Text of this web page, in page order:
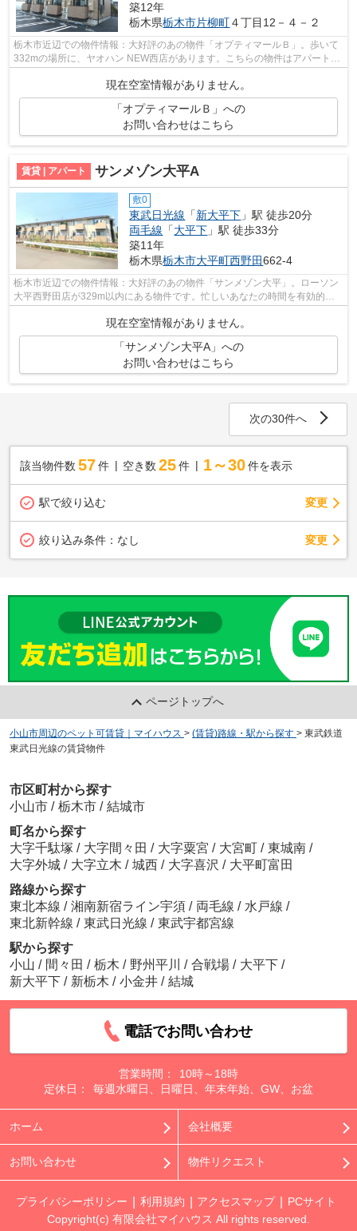
築12年
栃木県栃木市片柳町４丁目12－４－２
栃木市近辺での物件情報：大好評のあの物件「オプティマールＢ」。歩いて
332mの場所に、ヤオハン NEW西店があります。こちらの物件はアパートで
現在空室情報がありません。
「オプティマールＢ」への
お問い合わせはこちら
賃貸 | アパート サンメゾン大平A
敷0
東武日光線 「新大平下 」駅 徒歩20分
両毛線 「大平下 」駅 徒歩33分
築11年
栃木県栃木市大平町西野田662-4
栃木市近辺での物件情報：大好評のあの物件「サンメゾン大平」。ローソン
大平西野田店が329m以内にある物件です。忙しいあなたの時間を有効的に
現在空室情報がありません。
「サンメゾン大平A」への
お問い合わせはこちら
次の30件へ
該当物件数 57件 空き数 25 件 1～30 件を表示
駅で絞り込む 変更
絞り込み条件： なし 変更
ページトップへ
小山市周辺のペット可賃貸｜マイハウス > (賃貸)路線・駅から探す > 東武鉄道
東武日光線の賃貸物件
市区町村から探す
小山市 / 栃木市 / 結城市
町名から探す
大字千駄塚 / 大字間々田 / 大字粟宮 / 大宮町 / 東城南 /
大字外城 / 大字立木 / 城西 / 大字喜沢 / 大平町富田
路線から探す
東北本線 / 湘南新宿ライン宇須 / 両毛線 / 水戸線 /
東北新幹線 / 東武日光線 / 東武宇都宮線
駅から探す
小山 / 間々田 / 栃木 / 野州平川 / 合戦場 / 大平下 /
新大平下 / 新栃木 / 小金井 / 結城
電話でお問い合わせ
営業時間：
10時～18時
定休日：
毎週水曜日、日曜日、年末年始、GW、お盆
ホーム 会社概要
お問い合わせ 物件リクエスト
プライバシーポリシー 利用規約 アクセスマップ
PCサイト
Copyright(c) 有限会社マイハウス All rights reserved.